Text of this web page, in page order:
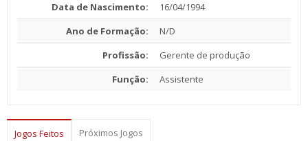
Data de Nascimento:
16/04/1994
Ano de Formação:
N/D
Profissão:
Gerente de produção
Função:
Assistente
Jogos Feitos Próximos Jogos